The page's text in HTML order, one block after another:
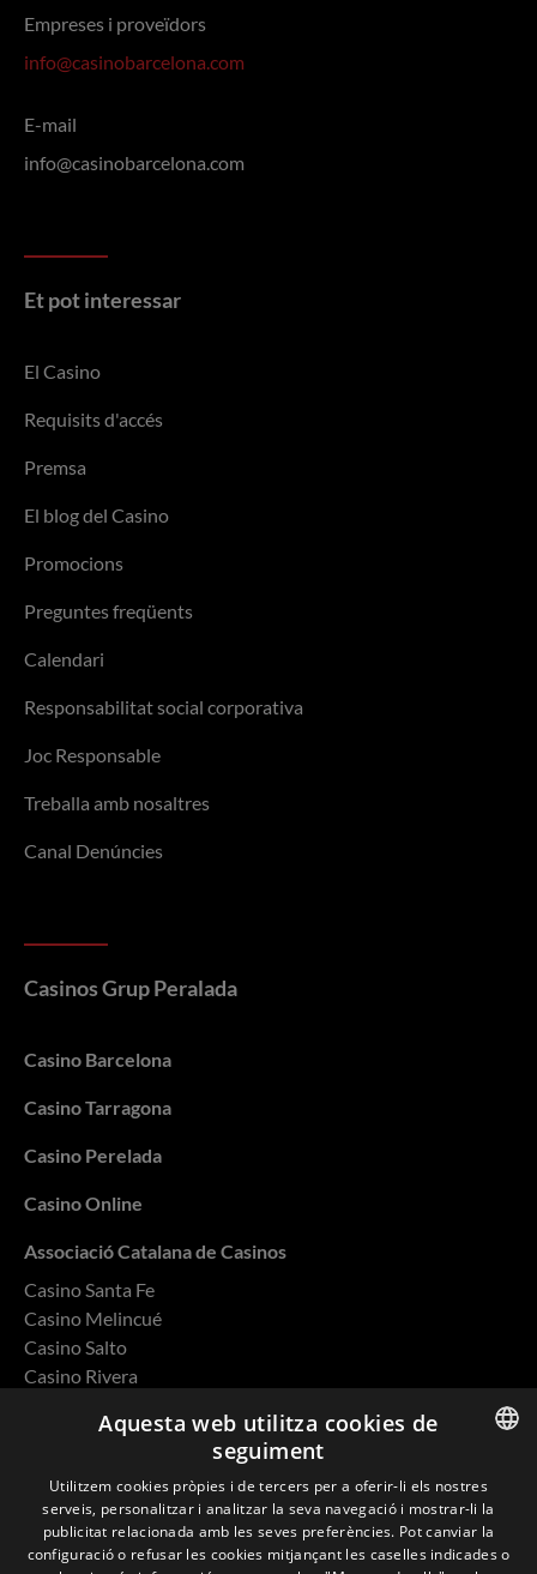
Empreses i proveïdors
info@casinobarcelona.com
E-mail
info@casinobarcelona.com
Et pot interessar
El Casino
Requisits d'accés
Premsa
El blog del Casino
Promocions
Preguntes freqüents
Calendari
Responsabilitat social corporativa
Joc Responsable
Treballa amb nosaltres
Canal Denúncies
Casinos Grup Peralada
Casino Barcelona
Casino Tarragona
Casino Perelada
Casino Online
Associació Catalana de Casinos
Casino Santa Fe
Casino Melincué
Casino Salto
Casino Rivera
Política de privacitat
ENGLISH
CATALAN
Aquesta web utilitza cookies de
seguiment
Utilitzem cookies pròpies i de tercers per a oferir-li els nostres
serveis, personalitzar i analitzar la seva navegació i mostrar-li la
publicitat relacionada amb les seves preferències. Pot canviar la
configuració o refusar les cookies mitjançant les caselles indicades o